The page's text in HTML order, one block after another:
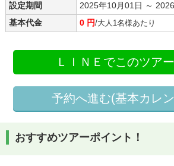
設定期間
2025年10月01日 ～
基本代金
0 円/大人1名様あたり
ＬＩＮＥでこのツア
予約へ進む(基本カレ
おすすめツアーポイント！